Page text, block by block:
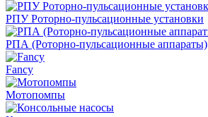
РПУ Роторно-пульсационные установки
РПА (Роторно-пульсационные аппараты)
Fancy
Мотопомпы